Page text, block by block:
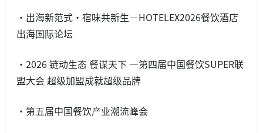
·出海新范式·宿味共新生—HOTELEX2026餐饮酒店
出海国际论坛
·2026 链动生态 餐谋天下 —第四届中国餐饮SUPER联
盟大会 超级加盟成就超级品牌
·第五届中国餐饮产业潮流峰会